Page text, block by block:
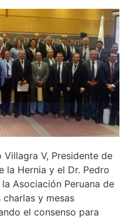
V, Presidente de
la Hernia y el Dr. Pedro
Asociación Peruana de
y mesas
el consenso para